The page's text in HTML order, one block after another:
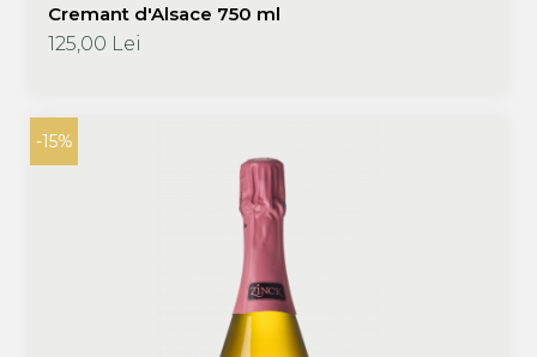
Cremant d'Alsace 750 ml
125,00 Lei
-15%